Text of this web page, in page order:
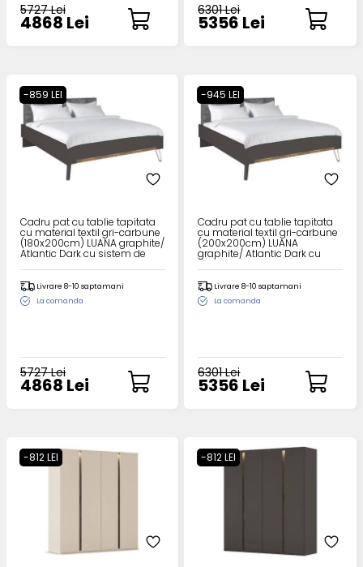
5727 Lei
4868 Lei
6301 Lei
5356 Lei
-859 LEI
Cadru pat cu tablie tapitata
cu material textil gri-carbune
(180x200cm) LUANA graphite/
Atlantic Dark cu sistem de
Livrare 8-10 saptamani
La comanda
5727 Lei
4868 Lei
-945 LEI
Cadru pat cu tablie tapitata
cu material textil gri-carbune
(200x200cm) LUANA
graphite/ Atlantic Dark cu
sistem de iluminare LED
Livrare 8-10 saptamani
La comanda
6301 Lei
5356 Lei
-812 LEI -812 LEI